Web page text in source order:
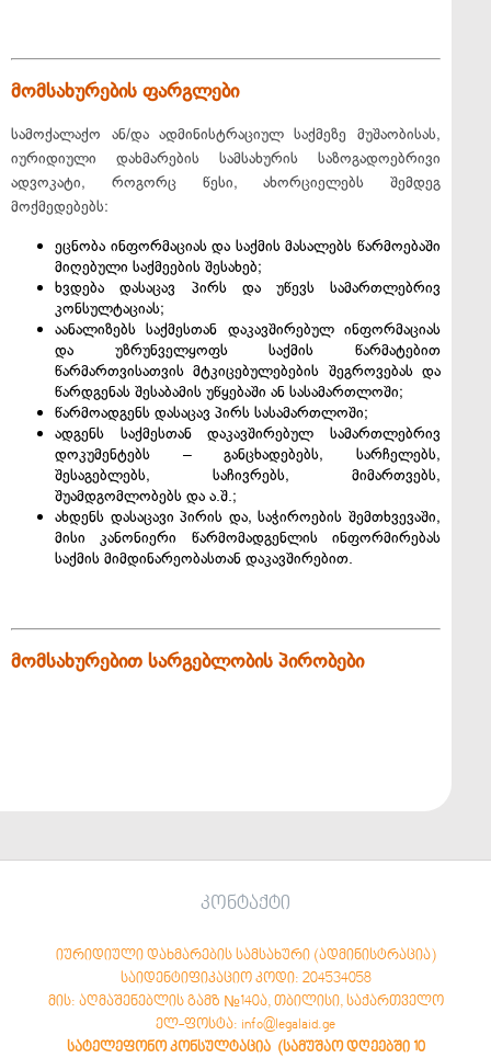
მომსახურების ფარგლები
სამოქალაქო ან/და ადმინისტრაციულ საქმეზე მუშაობისას,
იურიდიული დახმარების სამსახურის საზოგადოებრივი
ადვოკატი, როგორც წესი, ახორციელებს შემდეგ
მოქმედებებს:
ეცნობა ინფორმაციას და საქმის მასალებს წარმოებაში
მიღებული საქმეების შესახებ;
ხვდება დასაცავ პირს და უწევს სამართლებრივ
კონსულტაციას;
აანალიზებს საქმესთან დაკავშირებულ ინფორმაციას
და უზრუნველყოფს საქმის წარმატებით
წარმართვისათვის მტკიცებულებების შეგროვებას და
წარდგენას შესაბამის უწყებაში ან სასამართლოში;
წარმოადგენს დასაცავ პირს სასამართლოში;
ადგენს საქმესთან დაკავშირებულ სამართლებრივ
დოკუმენტებს – განცხადებებს, სარჩელებს,
შესაგებლებს, საჩივრებს, მიმართვებს,
შუამდგომლობებს და ა.შ.;
ახდენს დასაცავი პირის და, საჭიროების შემთხვევაში,
მისი კანონიერი წარმომადგენლის ინფორმირებას
საქმის მიმდინარეობასთან დაკავშირებით.
მომსახურებით სარგებლობის პირობები
კონტაქტი
იურიდიული დახმარების სამსახური (ადმინისტრაცია)
საიდენტიფიკაციო კოდი: 204534058
მის: აღმაშენებლის გამზ №140ა, თბილისი, საქართველო
ელ-ფოსტა: info@legalaid.ge
სატელეფონო კონსულტაცია (სამუშაო დღეებში 10